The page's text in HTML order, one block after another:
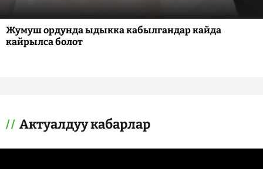
Жумуш ордунда ыдыкка кабылгандар кайда
кайрылса болот
Актуалдуу кабарлар